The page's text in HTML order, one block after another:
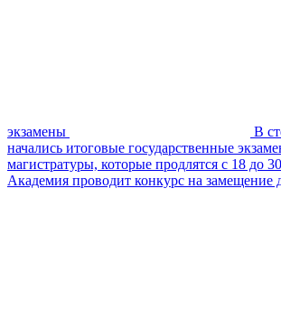
экзамены
В
начались итоговые государственные
магистратуры, которые продлятся с 18 до
Академия проводит конкурс на замещение